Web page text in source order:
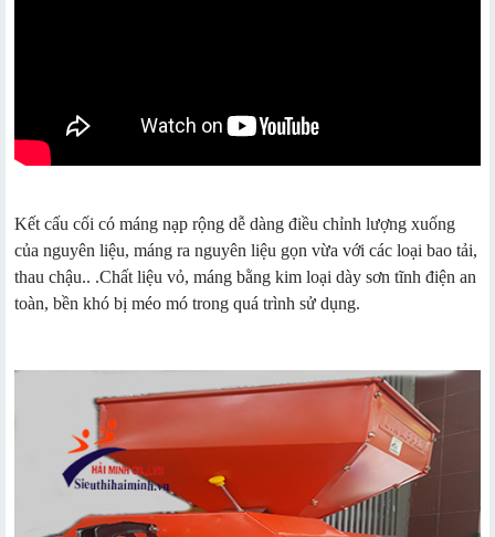
Kết cấu cối có máng nạp rộng dễ dàng điều chỉnh lượng xuống
của nguyên liệu, máng ra nguyên liệu gọn vừa với các loại bao tải,
thau chậu.. .Chất liệu vỏ, máng bằng kim loại dày sơn tĩnh điện an
toàn, bền khó bị méo mó trong quá trình sử dụng.